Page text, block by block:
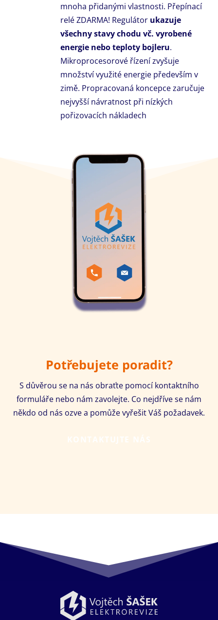
mnoha přidanými vlastnosti. Přepínací
relé ZDARMA! Regulátor ukazuje
všechny stavy chodu vč. vyrobené
energie nebo teploty bojleru.
Mikroprocesorové řízení zvyšuje
množství využité energie především v
zimě. Propracovaná koncepce zaručuje
nejvyšší návratnost při nízkých
pořizovacích nákladech
Potřebujete poradit?
S důvěrou se na nás obraťte pomocí kontaktního
formuláře nebo nám zavolejte. Co nejdříve se nám
někdo od nás ozve a pomůže vyřešit Váš požadavek.